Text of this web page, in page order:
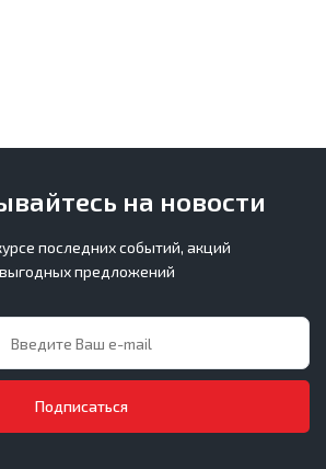
на новости
последних событий, акций
предложений
Подписаться